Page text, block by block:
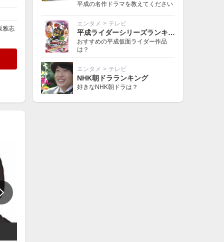
雅志
平成の名作ドラマを教えてください
エンタメ > テレビ
平成ライダーシリーズランキング
おすすめの平成仮面ライダー作品
は？
エンタメ > テレビ
NHK朝ドラランキング
好きなNHK朝ドラは？